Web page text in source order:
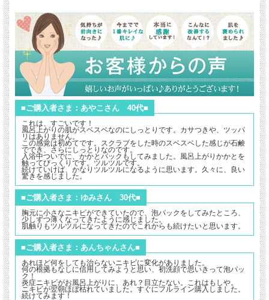
■ご購入者さま：あやこさん 40代■
これは、すごいです！
風呂上がりの肌がスベスベなのにしっとりです。カサつきや、ツッパ
リはありません。
この感覚は初めてです。スクラブをした時のスベスベした感じが石鹸
ででき、さらにしっとりなのです。
入浴中ついでに、かかとパックもしてみました。風呂上がりかかとを
触ってびっくりです。ツルツルです。
続けていけば、かなりツルツルになるように思います。久々に、良い
驚きを感じました。
■ご購入者さま：ゆみさん 30代■
胸元に小さなニキビができていたので、泡パックをしてみたところ、
少しずつ薄くなってきたように感じました。
肌触りもツルツルになってきたのでこれからも続けたいと思います。
■ご購入者さま：あんちゃんさん■
あれほど何をしても治らないニキビに変化がありました。
何の根拠もなしに信用してみようと思い、初洗顔で思いきって泡パッ
ク！
炎症ニキビがお風呂上がりに、あれ？目立たない。これはもしや。
ニキビが翌朝ほぼ枯れていました。すぐにフルライン購入しました。
続けてみます！